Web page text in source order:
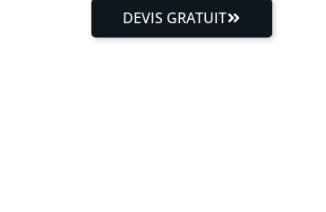
DEVIS GRATUIT